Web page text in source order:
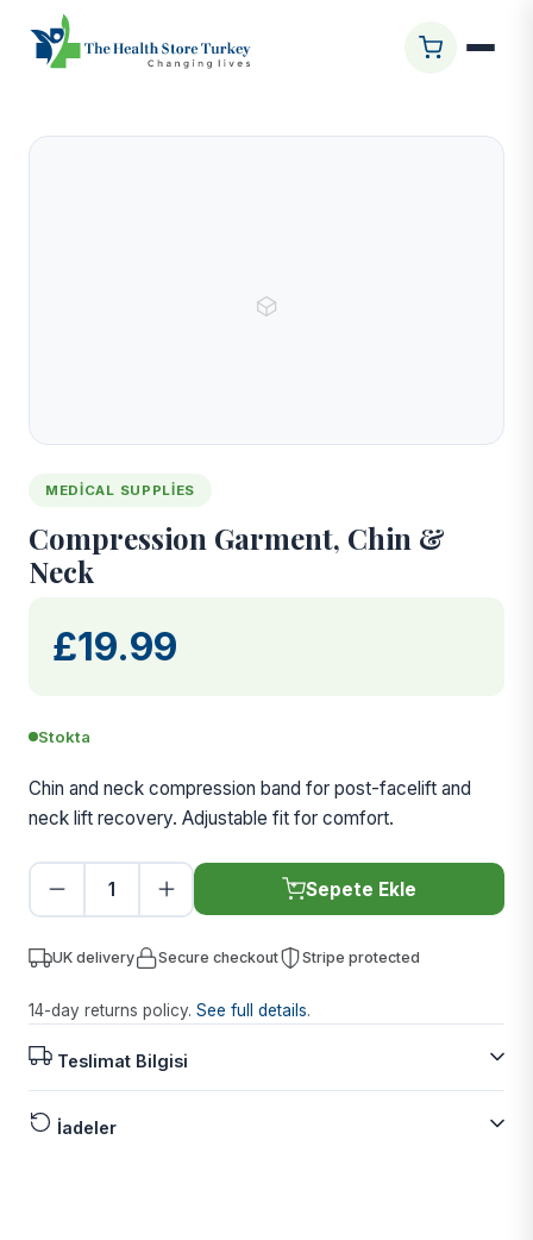
Ana Sayfa
Neck
MEDICAL SUPPLIES
Compression Garment, Chin &
Neck
£19.99
Stokta
Chin and neck compression band for post-facelift and
neck lift recovery. Adjustable fit for comfort.
Sepete Ekle
UK delivery Secure checkout Stripe protected
14-day returns policy. See full details.
Teslimat Bilgisi
İadeler